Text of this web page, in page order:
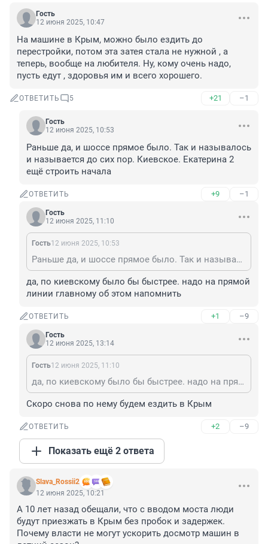
Гость
12 июня 2025, 10:47
На машине в Крым, можно было ездить до
перестройки, потом эта затея стала не нужной , а
теперь, вообще на любителя. Ну, кому очень надо,
пусть едут , здоровья им и всего хорошего.
ОТВЕТИТЬ 5 +21 –1
Гость
12 июня 2025, 10:53
Раньше да, и шоссе прямое было. Так и называлось
и называется до сих пор. Киевское. Екатерина 2
ещё строить начала
ОТВЕТИТЬ +9 –1
Гость
12 июня 2025, 11:10
Гость12 июня 2025, 10:53
Раньше да, и шоссе прямое было. Так и называлось и называется до сих пор. Киевское. Екатерина 2 ещё строить начала
да, по киевскому было бы быстрее. надо на прямой
линии главному об этом напомнить
ОТВЕТИТЬ +1 –9
Гость
12 июня 2025, 13:14
Гость12 июня 2025, 11:10
да, по киевскому было бы быстрее. надо на прямой линии главному об этом напомнить
Скоро снова по нему будем ездить в Крым
ОТВЕТИТЬ +2 –9
Показать ещё 2 ответа
Slava_Rossii2
12 июня 2025, 10:21
А 10 лет назад обещали, что с вводом моста люди
будут приезжать в Крым без пробок и задержек.
Почему власти не могут ускорить досмотр машин в